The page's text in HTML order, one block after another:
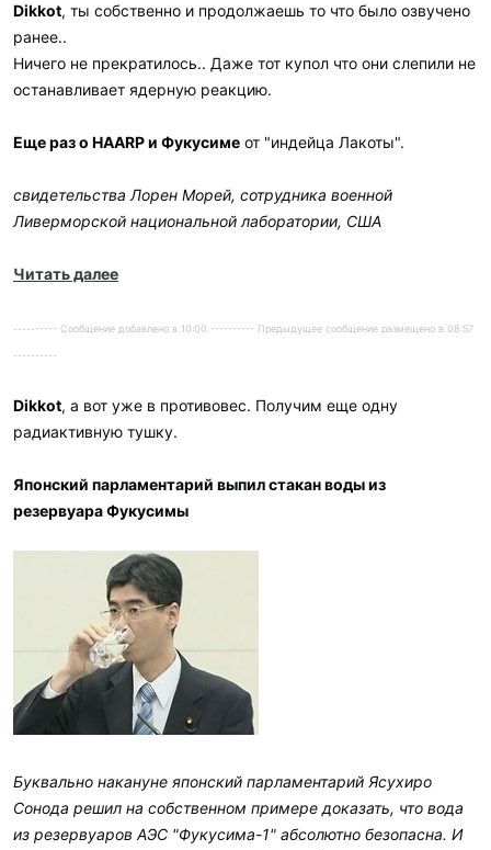
и
л
и
Dikkot, ты собственно и продолжаешь то что было озвучено
ранее..
Ничего не прекратилось.. Даже тот купол что они слепили не
останавливает ядерную реакцию.
Еще раз о HAARP и Фукусиме от "индейца Лакоты".
свидетельства Лорен Морей, сотрудника военной
Ливерморской национальной лаборатории, США
Читать далее
---------- Сообщение добавлено в 10:00 ---------- Предыдущее сообщение размещено в 08:57
----------
Dikkot, а вот уже в противовес. Получим еще одну
радиактивную тушку.
Японский парламентарий выпил стакан воды из
резервуара Фукусимы
Буквально накануне японский парламентарий Ясухиро
Сонода решил на собственном примере доказать, что вода
из резервуаров АЭС "Фукусима-1" абсолютно безопасна. И